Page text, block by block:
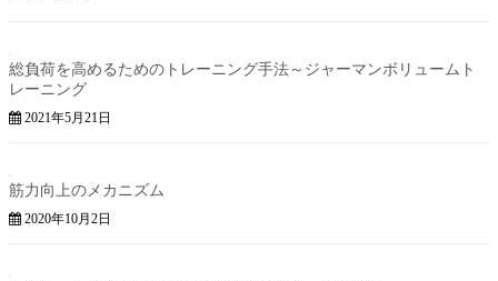
総負荷を高めるためのトレーニング手法～ジャーマンボリュームト
レーニング
2021年5月21日
筋力向上のメカニズム
2020年10月2日